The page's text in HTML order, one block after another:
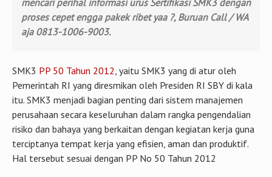
mencari perihal informasi urus Sertifikasi SMK3 dengan
proses cepet engga pakek ribet yaa ?, Buruan Call / WA
aja 0813-1006-9003.
SMK3 PP 50 Tahun 2012, yaitu SMK3 yang di atur oleh
Pemerintah RI yang diresmikan oleh Presiden RI SBY di kala
itu. SMK3 menjadi bagian penting dari sistem manajemen
perusahaan secara keseluruhan dalam rangka pengendalian
risiko dan bahaya yang berkaitan dengan kegiatan kerja guna
terciptanya tempat kerja yang efisien, aman dan produktif.
Hal tersebut sesuai dengan PP No 50 Tahun 2012